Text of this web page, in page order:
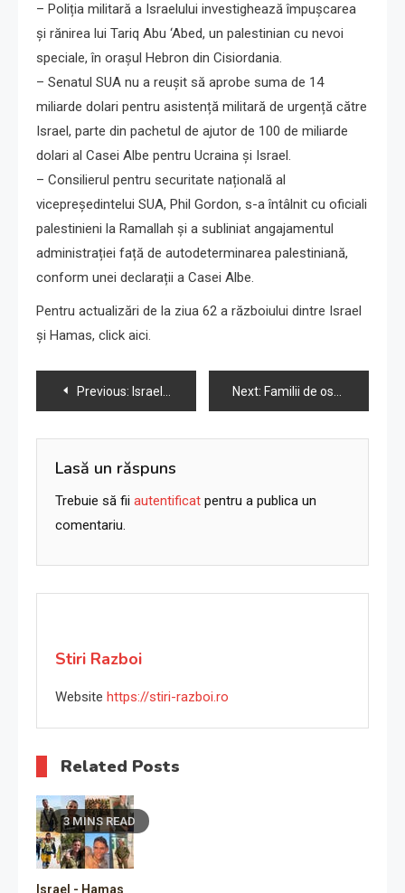
– Poliția militară a Israelului investighează împușcarea
și rănirea lui Tariq Abu ‘Abed, un palestinian cu nevoi
speciale, în orașul Hebron din Cisiordania.
– Senatul SUA nu a reușit să aprobe suma de 14
miliarde dolari pentru asistență militară de urgență către
Israel, parte din pachetul de ajutor de 100 de miliarde
dolari al Casei Albe pentru Ucraina și Israel.
– Consilierul pentru securitate națională al
vicepreședintelui SUA, Phil Gordon, s-a întâlnit cu oficiali
palestinieni la Ramallah și a subliniat angajamentul
administrației față de autodeterminarea palestiniană,
conform unei declarații a Casei Albe.
Pentru actualizări de la ziua 62 a războiului dintre Israel
și Hamas, click aici.
Navigare
în
articole
Previous: Israel identifică rămășițele lui Dror Kaplun, presupus a fi fost printre ostaticii ținuți în Gaza. Next: Familii de ostatici israelieni descifrează codul lui Netanyahu și se confruntă cu toxicul Bibi-ism.
Lasă un răspuns
Trebuie să fii autentificat pentru a publica un
comentariu.
Stiri Razboi
Website https://stiri-razboi.ro
Related Posts
3 MINS READ
Israel - Hamas